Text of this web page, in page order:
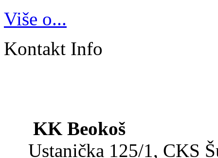
Više o...
Kontakt Info
KK Beokoš
Ustanička 125/1, CKS